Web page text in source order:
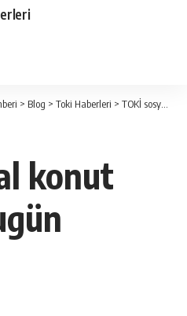
> Blog > Toki Haberleri > TOKİ sosyal konut kuraları bugün çekiliyor
konut